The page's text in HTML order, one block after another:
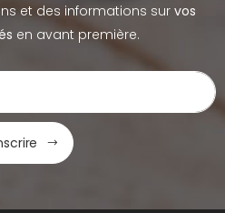
et des informations sur vos
en avant première.